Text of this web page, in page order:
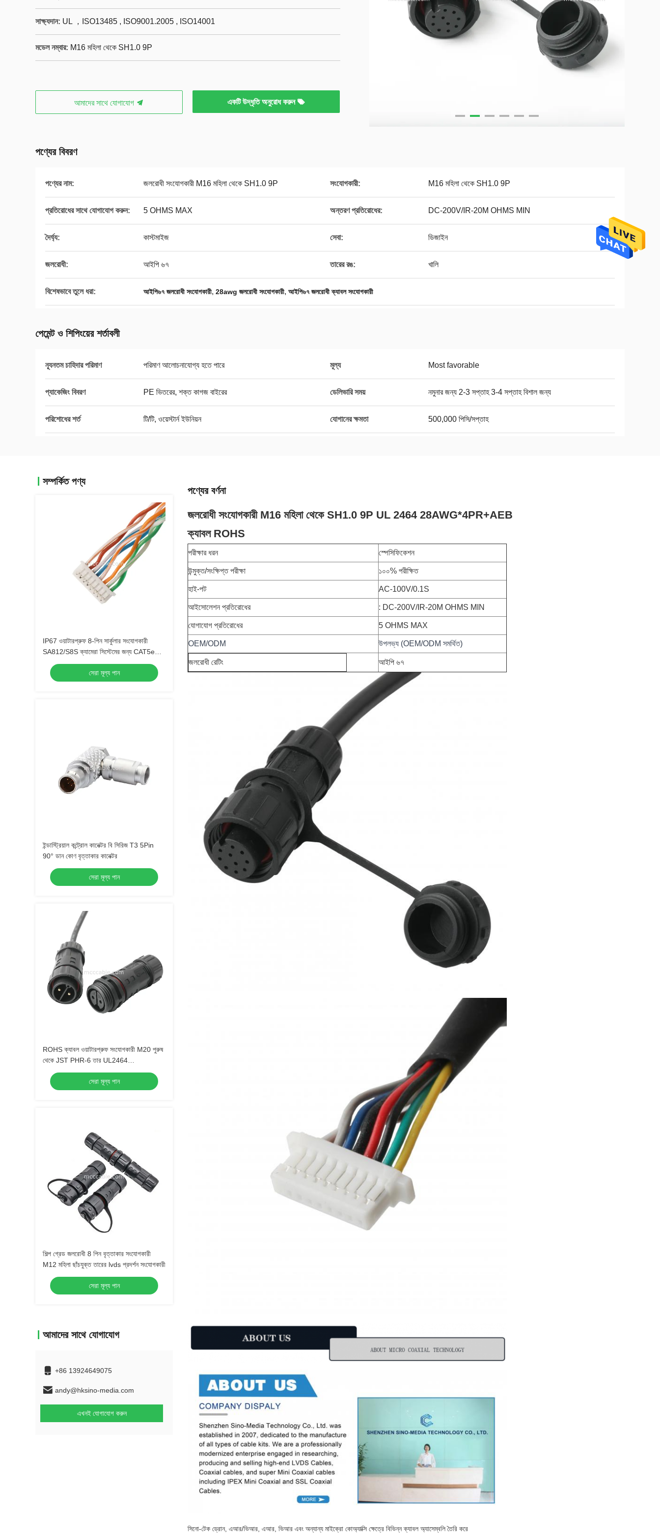
সাক্ষ্যদান: UL ，ISO13485 , ISO9001.2005 , ISO14001
মডেল নম্বার: M16 মহিলা থেকে SH1.0 9P
আমাদের সাথে যোগাযোগ একটি উদ্ধৃতি অনুরোধ করুন
পণ্যের বিবরণ
পণ্যের নাম: জলরোধী সংযোগকারী M16 মহিলা থেকে SH1.0 9P সংযোগকারী: M16 মহিলা থেকে SH1.0 9P
প্রতিরোধের সাথে যোগাযোগ করুন: 5 OHMS MAX অন্তরণ প্রতিরোধের: DC-200V/IR-20M OHMS MIN
দৈর্ঘ্য: কাস্টমাইজ সেবা: ডিজাইন
জলরোধী: আইপি ৬৭ তারের রঙ: খালি
বিশেষভাবে তুলে ধরা: আইপি৬৭ জলরোধী সংযোগকারী, 28awg জলরোধী সংযোগকারী, আইপি৬৭ জলরোধী ক্যাবল সংযোগকারী
পেমেন্ট ও শিপিংয়ের শর্তাবলী
ন্যূনতম চাহিদার পরিমাণ পরিমাণ আলোচনাযোগ্য হতে পারে মূল্য Most favorable
প্যাকেজিং বিবরণ PE ভিতরের, শক্ত কাগজ বাইরের ডেলিভারি সময় নমুনার জন্য 2-3 সপ্তাহ 3-4 সপ্তাহ বিশাল জন্য
পরিশোধের শর্ত টি/টি, ওয়েস্টার্ন ইউনিয়ন যোগানের ক্ষমতা 500,000 পিসি/সপ্তাহ
সম্পর্কিত পণ্য
IP67 ওয়াটারপ্রুফ 8-পিন সার্কুলার সংযোগকারী
SA812/S8S ক্যামেরা সিস্টেমের জন্য CAT5e
ক্যাবল সহ
সেরা মূল্য পান
ইন্ডাস্ট্রিয়াল কন্ট্রোল কানেক্টর বি সিরিজ T3 5Pin
90° ডান কোণ বৃত্তাকার কানেক্টর
সেরা মূল্য পান
ROHS ক্যাবল ওয়াটারপ্রুফ সংযোগকারী M20 পুরুষ
থেকে JST PHR-6 তার UL2464
24AWGX5C OEM / ODM
সেরা মূল্য পান
শিল্প গ্রেড জলরোধী 8 পিন বৃত্তাকার সংযোগকারী
M12 মহিলা ছাঁচযুক্ত তারের lvds প্রদর্শন সংযোগকারী
সেরা মূল্য পান
আমাদের সাথে যোগাযোগ
+86 13924649075
andy@hksino-media.com
এখনই যোগাযোগ করুন
পণ্যের বর্ণনা
জলরোধী সংযোগকারী M16 মহিলা থেকে SH1.0 9P UL 2464 28AWG*4PR+AEB
ক্যাবল ROHS
পরীক্ষার ধরন স্পেসিফিকেশন
উন্মুক্ত/সংক্ষিপ্ত পরীক্ষা ১০০% পরীক্ষিত
হাই-পট AC-100V/0.1S
আইসোলেশন প্রতিরোধের : DC-200V/IR-20M OHMS MIN
যোগাযোগ প্রতিরোধের 5 OHMS MAX
OEM/ODM উপলভ্য (OEM/ODM সমর্থিত)
জলরোধী রেটিং আইপি ৬৭
সিনো-টেক ড্রোন, এআর/ভিআর, এআর, ভিআর এবং অন্যান্য মাইক্রো কোঅ্যাক্সি ক্ষেত্রে বিভিন্ন ক্যাবল অ্যাসেম্বলি তৈরি করে